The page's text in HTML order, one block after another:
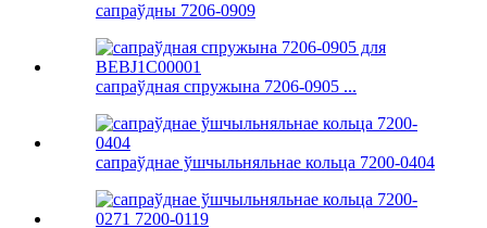
сапраўдны 7206-0909
сапраўдная спружына 7206-0905 ...
сапраўднае ўшчыльняльнае кольца 7200-0404